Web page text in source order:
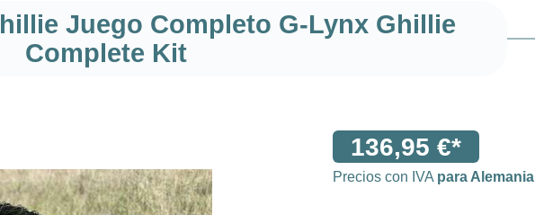
Juego Completo G-Lynx Ghillie
Complete Kit
136,95 €*
Precios con IVA para Alemania